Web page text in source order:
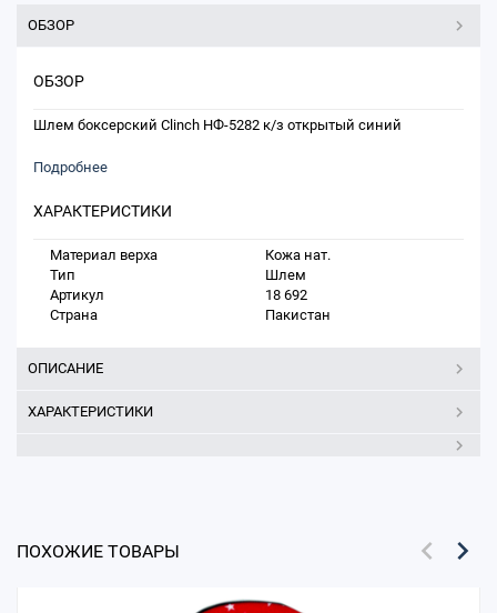
ОБЗОР
ОБЗОР
Шлем боксерский Clinch НФ-5282 к/з открытый синий
Подробнее
ХАРАКТЕРИСТИКИ
Материал верха
Кожа нат.
Тип
Шлем
Артикул
18 692
Страна
Пакистан
ОПИСАНИЕ
ХАРАКТЕРИСТИКИ
ПОХОЖИЕ ТОВАРЫ